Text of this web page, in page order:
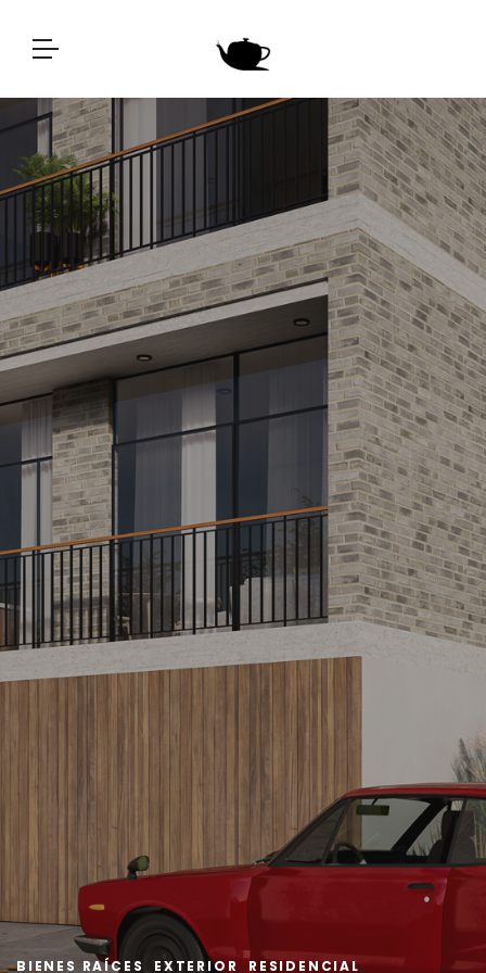
BIENES RAÍCES ,EXTERIOR, RESIDENCIAL,